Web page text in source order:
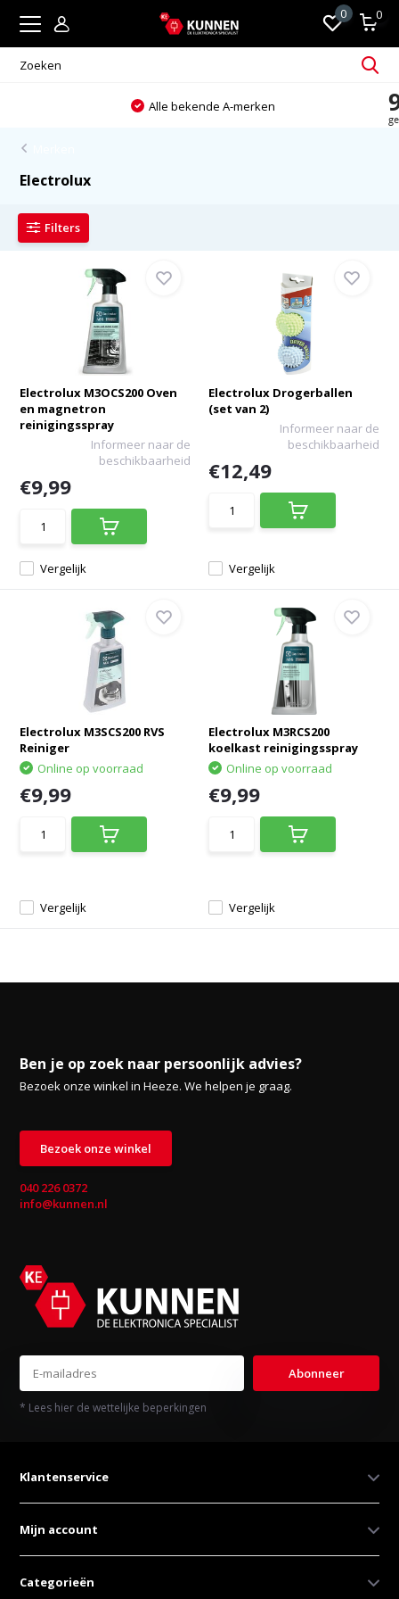
0 0
Alle bekende A-merken
Electrolux
Filters
Electrolux M3OCS200 Oven
en magnetron
reinigingsspray
Vergelijk
Informeer naar de
beschikbaarheid
€9,99
Electrolux Drogerballen
(set van 2)
Vergelijk
Informeer naar de
beschikbaarheid
€12,49
Electrolux M3SCS200 RVS
Reiniger
Vergelijk
Online op voorraad
€9,99
Electrolux M3RCS200
koelkast reinigingsspray
Vergelijk
Online op voorraad
€9,99
Ben je op zoek naar persoonlijk advies?
Bezoek onze winkel in Heeze. We helpen je graag.
Bezoek onze winkel
040 226 0372
info@kunnen.nl
Abonneer
* Lees hier de wettelijke beperkingen
Klantenservice
Mijn account
Categorieën